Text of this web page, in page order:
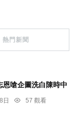
熱門新聞
恩嗆企圖洗白陳時中
日
57 觀看